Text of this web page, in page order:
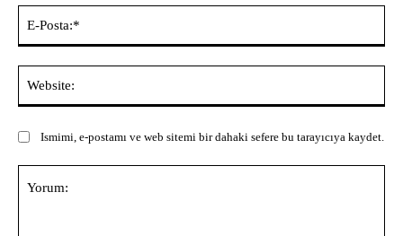
Ismimi, e-postamı ve web sitemi bir dahaki sefere bu tarayıcıya kaydet.